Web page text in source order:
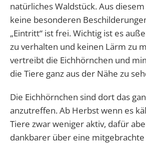
natürliches Waldstück. Aus
keine besonderen
„Eintritt“ ist frei. Wichtig ist es
zu verhalten und keinen Lärm zu
vertreibt die Eichhörnchen und
die Tiere ganz aus der Nähe zu
Die Eichhörnchen sind dort das
anzutreffen. Ab Herbst wenn es
Tiere zwar weniger aktiv, dafür
dankbarer über eine